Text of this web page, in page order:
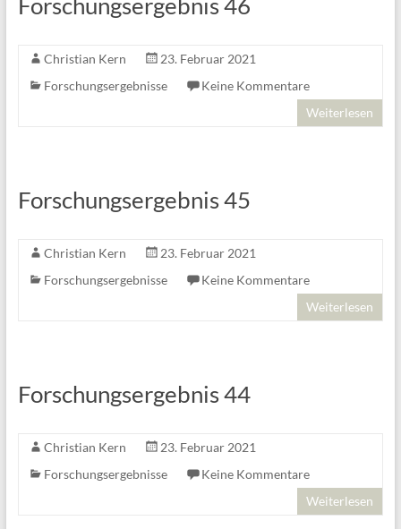
Christian Kern
23. Februar 2021
Forschungsergebnisse
Keine Kommentare
Weiterlesen
Forschungsergebnis 45
Christian Kern
23. Februar 2021
Forschungsergebnisse
Keine Kommentare
Weiterlesen
Forschungsergebnis 44
Christian Kern
23. Februar 2021
Forschungsergebnisse
Keine Kommentare
Weiterlesen